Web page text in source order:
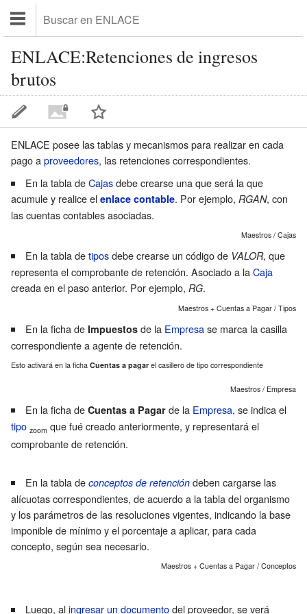
ENLACE:Retenciones de ingresos
brutos
ENLACE posee las tablas y mecanismos para realizar en cada
pago a proveedores, las retenciones correspondientes.
En la tabla deCajasdebe crearse una que será la que
acumule y realice el enlace contable. Por ejemplo, RGAN, con
las cuentas contables asociadas.
Maestros / Cajas
En la tabla detiposdebe crearse un código de VALOR, que
representa elcomprobante de retención. Asociado a la Caja
creada en el paso anterior. Por ejemplo, RG.
Maestros + Cuentas a Pagar / Tipos
En la ficha de Impuestos de la Empresase marca la casilla
correspondiente a agente de retención.
Esto activará en la ficha Cuentas a pagar el casillero de tipo correspondiente
Maestros / Empresa
En la ficha deCuentas a Pagar de la Empresa, se indica el
tipo zoom que fué creado anteriormente, y representará el
comprobante de retención.
En la tabla deconceptos de retención deben cargarse las
alícuotascorrespondientes, de acuerdo a la tabla del organismo
y los parámetros de las resoluciones vigentes, indicando la base
imponible de mínimo y el porcentaje a aplicar, para cada
concepto, según sea necesario.
Maestros + Cuentas a Pagar / Conceptos
Luego, alingresar un documentodel proveedor, se verá